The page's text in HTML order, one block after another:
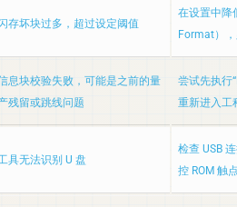
存坏块过多，超过设定阈值
在设置中降
Format）
息块校验失败，可能是之前的量
残留或跳线问题
尝试先执行
重新进入工
具无法识别 U 盘
检查 USB
控 ROM 触